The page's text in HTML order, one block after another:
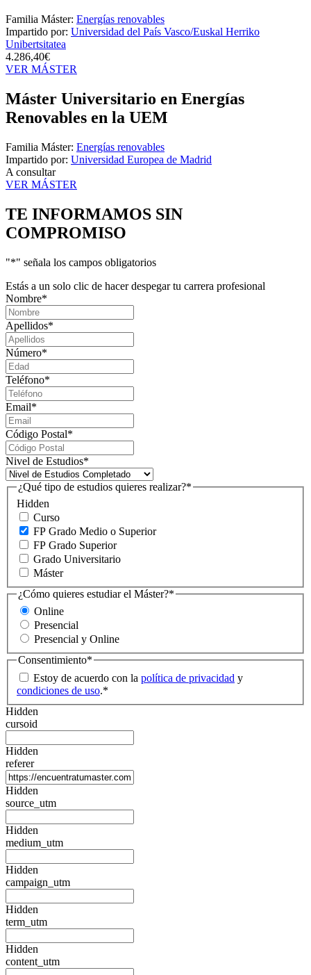
Familia Máster: Energías renovables
Impartido por: Universidad del País Vasco/Euskal Herriko
Unibertsitatea
4.286,40€
VER MÁSTER
Máster Universitario en Energías
Renovables en la UEM
Familia Máster: Energías renovables
Impartido por: Universidad Europea de Madrid
A consultar
VER MÁSTER
TE INFORMAMOS SIN
COMPROMISO
"*" señala los campos obligatorios
Estás a un solo clic de hacer despegar tu carrera profesional
Nombre*
Apellidos*
Número*
Teléfono*
Email*
Código Postal*
Nivel de Estudios*
Hidden
¿Qué tipo de estudios quieres realizar?*
Curso
FP Grado Medio o Superior
FP Grado Superior
Grado Universitario
Máster
¿Cómo quieres estudiar el Máster?*
Online
Presencial
Presencial y Online
Consentimiento*
Estoy de acuerdo con la política de privacidad y
condiciones de uso.*
Hidden
cursoid
Hidden
referer
Hidden
source_utm
Hidden
medium_utm
Hidden
campaign_utm
Hidden
term_utm
Hidden
content_utm